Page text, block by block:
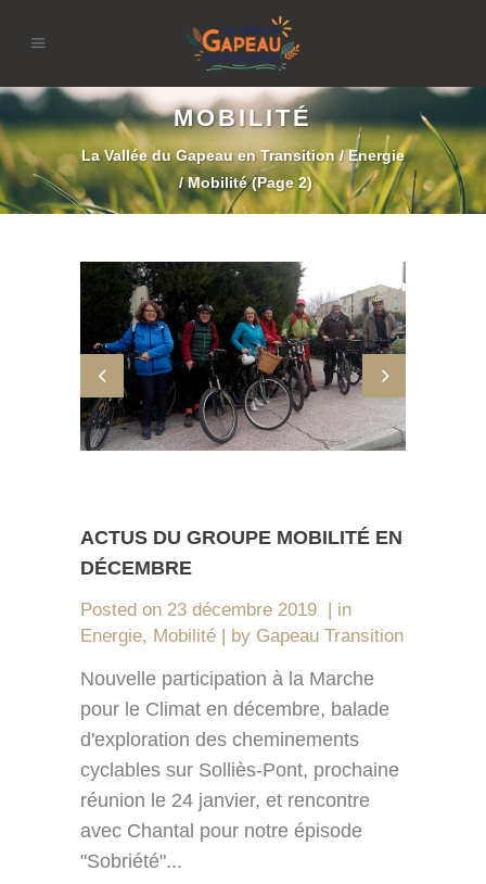
MOBILITÉ
La Vallée du Gapeau en Transition/Energie
/Mobilité(Page 2)
ACTUS DU GROUPE MOBILITÉ EN
DÉCEMBRE
Posted on 23 décembre 2019
in
Energie, Mobilité by Gapeau Transition
Nouvelle participation à la Marche
pour le Climat en décembre, balade
d'exploration des cheminements
cyclables sur Solliès-Pont, prochaine
réunion le 24 janvier, et rencontre
avec Chantal pour notre épisode
"Sobriété"...